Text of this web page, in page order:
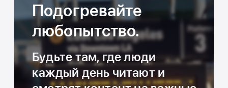
Подогревайте
любопытство.
Будьте там, где люди
каждый день читают и